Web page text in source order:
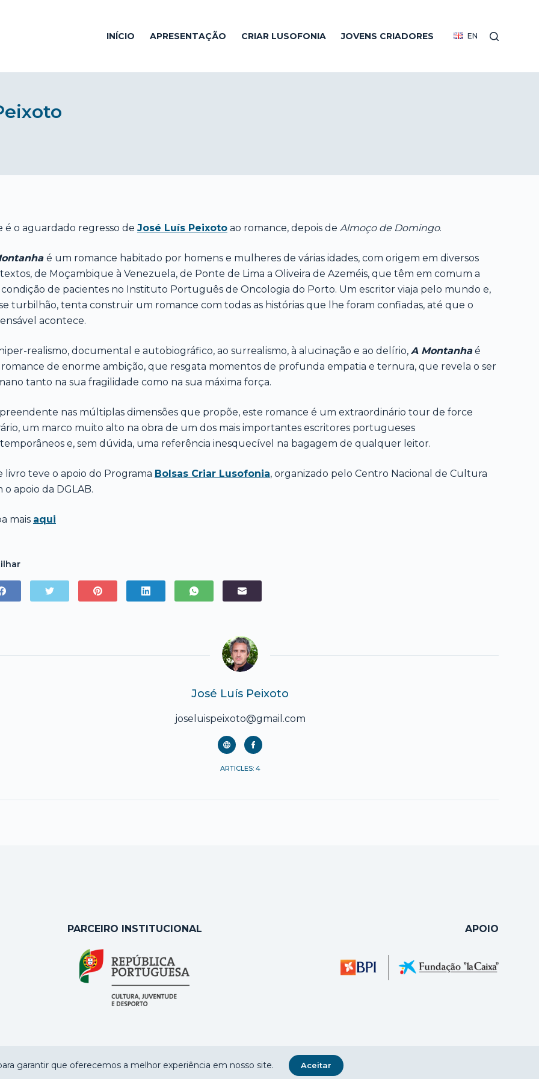
INÍCIO APRESENTAÇÃO CRIAR LUSOFONIA JOVENS CRIADORES EN
é o aguardado regresso de José Luís Peixotoao romance, depois de Almoço de Domingo.
é um romance habitado por homens e mulheres de várias idades, com origem em diversos
de Moçambique à Venezuela, de Ponte de Lima a Oliveira de Azeméis, que têm em comum a
condição de pacientes no Instituto Português de Oncologia do Porto. Um escritor viaja pelo mundo e,
turbilhão, tenta construir um romance com todas as histórias que lhe foram confiadas, até que o
acontece.
realismo, documental e autobiográfico, ao surrealismo, à alucinação e ao delírio, A Montanhaé
de enorme ambição, que resgata momentos de profunda empatia e ternura, que revela o ser
tanto na sua fragilidade como na sua máxima força.
nas múltiplas dimensões que propõe, este romance é um extraordinário tour de force
um marco muito alto na obra de um dos mais importantes escritores portugueses
e, sem dúvida, uma referência inesquecível na bagagem de qualquer leitor.
livro teve o apoio do Programa Bolsas Criar Lusofonia, organizado pelo Centro Nacional de Cultura
o apoio da DGLAB.
mais aqui
José Luís Peixoto
joseluispeixoto@gmail.com
ARTICLES: 4
PARCEIRO INSTITUCIONAL APOIO
garantir que oferecemos a melhor experiência em nosso site. Aceitar